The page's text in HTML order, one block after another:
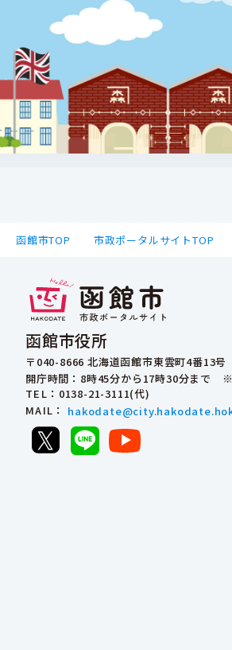
函館市TOP 市政ポータルサイトTOP
函館市役所
〒040-8666 北海道函館市東雲町4番13号
開庁時間：8時45分から17時30分まで
TEL ：0138-21-3111(代)
MAIL ：